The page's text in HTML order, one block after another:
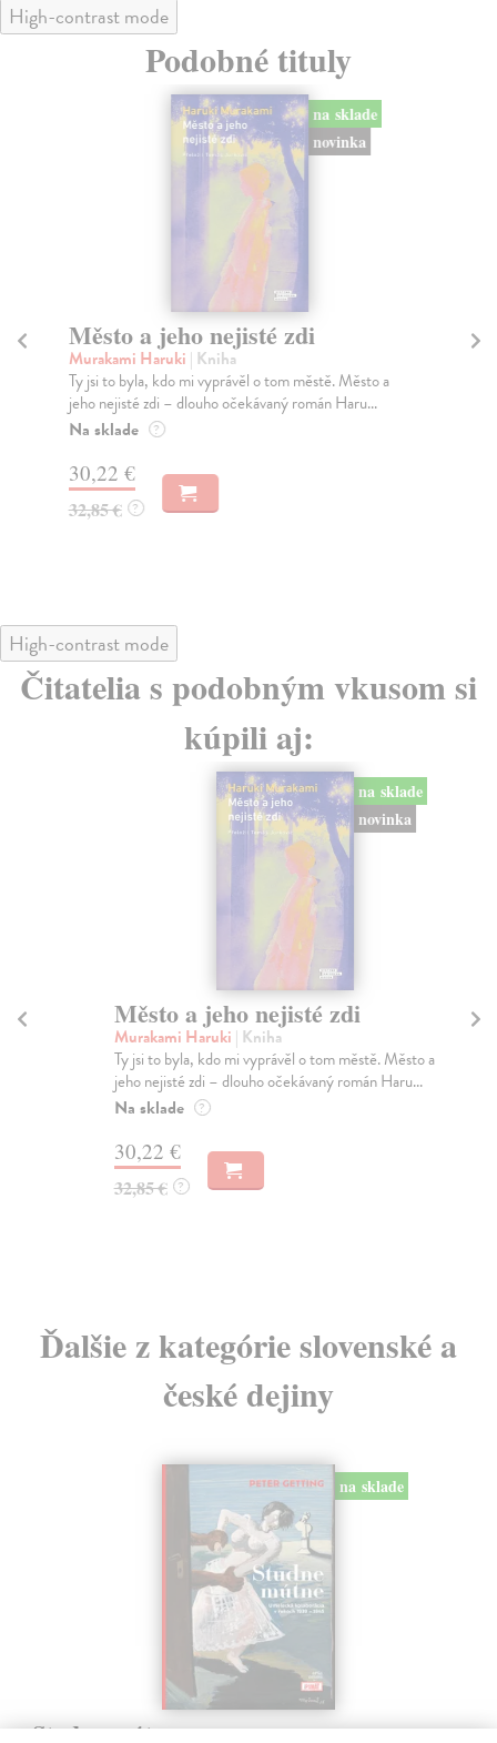
High-contrast mode
Podobné tituly
na sklade
novinka
Město a jeho nejisté zdi
Murakami Haruki | Kniha
Ty jsi to byla, kdo mi vyprávěl o tom městě. Město a
jeho nejisté zdi – dlouho očekávaný román Haru...
Na sklade ?
30,22 €
32,85 € ?
High-contrast mode
Čitatelia s podobným vkusom si
kúpili aj:
na sklade
novinka
Město a jeho nejisté zdi
Murakami Haruki| Kniha
Ty jsi to byla, kdo mi vyprávěl o tom městě. Město a
jeho nejisté zdi – dlouho očekávaný román Haru...
Na sklade ?
30,22 €
32,85 € ?
Ďalšie z kategórie slovenské a
české dejiny
na sklade
Studne mútne